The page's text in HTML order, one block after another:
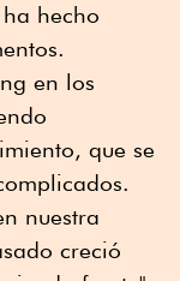
hecho
en los
que se
nuestra
creció